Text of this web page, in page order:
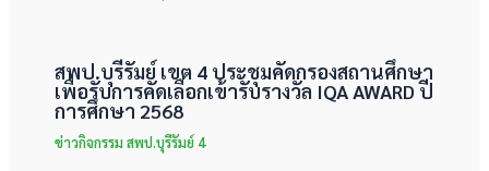
สพป.บุรีรัมย์ เขต 4 ประชุมคัดกรองสถานศึกษา
เพื่อรับการคัดเลือกเข้ารับรางวัล IQA AWARD ปี
การศึกษา 2568
ข่าวกิจกรรม สพป.บุรีรัมย์ 4